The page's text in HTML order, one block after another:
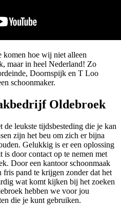
komen hoe wij niet alleen
maar in heel Nederland! Zo
Doornspijk en T Loo
schoonmaker.
Oldebroek
de leukste tijdsbesteding die je kan
zijn het beu om zich er bijna
Gelukkig is er een oplossing
door contact op te nemen met
Door een kantoor schoonmaak
fris pand te krijgen zonder dat het
wat komt kijken bij het zoeken
hebben we voor jou
die je kunt gebruiken.